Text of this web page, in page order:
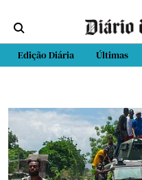
Edição Diária Últimas